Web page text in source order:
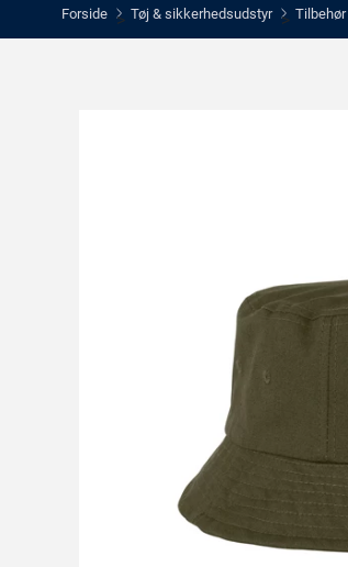
Forside > Tøj & sikkerhedsudstyr > Tilbehør